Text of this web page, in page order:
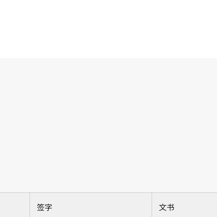
签字 文书